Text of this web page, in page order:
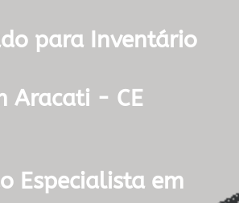
para Inventário
Aracati - CE
Especialista em